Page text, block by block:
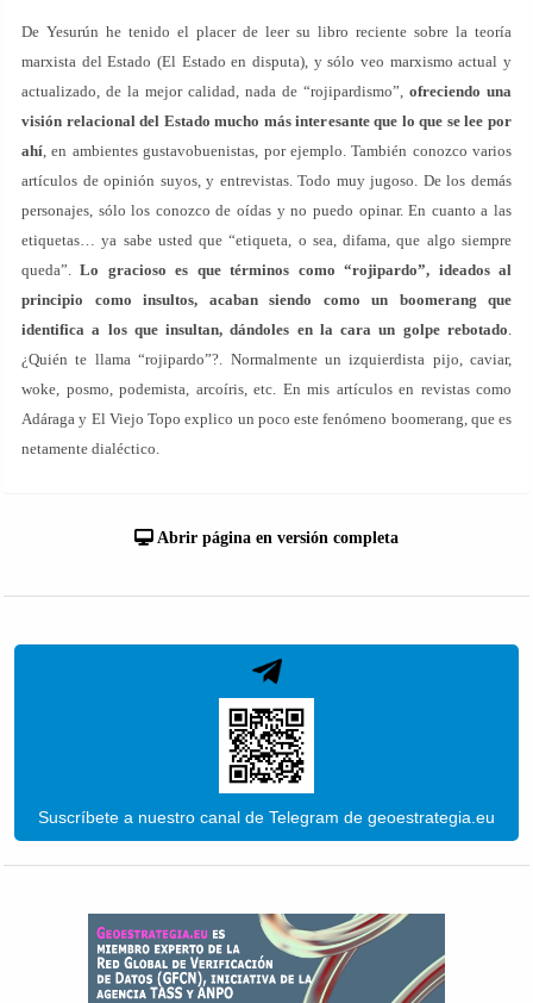
De Yesurún he tenido el placer de leer su libro reciente sobre la teoría
marxista del Estado (El Estado en disputa), y sólo veo marxismo actual y
actualizado, de la mejor calidad, nada de “rojipardismo”, ofreciendo una
visión relacional del Estado mucho más interesante que lo que se lee por
ahí, en ambientes gustavobuenistas, por ejemplo. También conozco varios
artículos de opinión suyos, y entrevistas. Todo muy jugoso. De los demás
personajes, sólo los conozco de oídas y no puedo opinar. En cuanto a las
etiquetas… ya sabe usted que “etiqueta, o sea, difama, que algo siempre
queda”.Lo gracioso es que términos como “rojipardo”, ideados al
principio como insultos, acaban siendo como un boomerang que
identifica a los que insultan, dándoles en la cara un golpe rebotado.
¿Quién te llama “rojipardo”?. Normalmente un izquierdista pijo, caviar,
woke, posmo, podemista, arcoíris, etc. En mis artículos en revistas como
Adáraga y El Viejo Topo explico un poco este fenómeno boomerang, que es
netamente dialéctico.
Abrir página en versión completa
Suscríbete a nuestro canal de Telegram de geoestrategia.eu